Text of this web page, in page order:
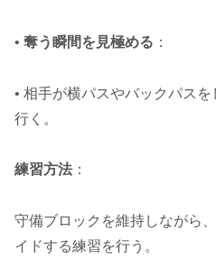
• 奪う瞬間を見極める ：
• 相手が横パスやバックパス
行く。
練習方法 ：
守備ブロックを維持しながら
イドする練習を行う。